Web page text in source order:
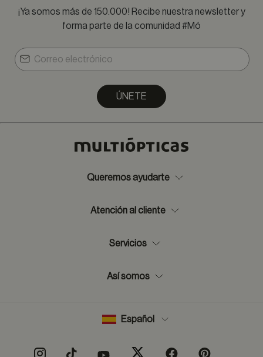
¡Ya somos más de 150.000! Recibe nuestra newsletter y
forma parte de la comunidad #Mó
ÚNETE
Queremos ayudarte
Atención al cliente
Servicios
Así somos
Español